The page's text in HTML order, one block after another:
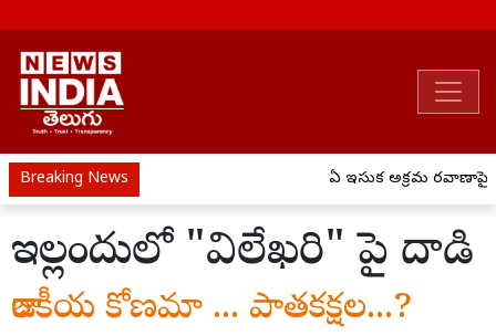
Breaking News ఏపీ ఇసుక అక్రమ రవాణాపై
ఇల్లందులో "విలేఖరి" పై దాడి
రాజకీయ కోణమా ... పాతకక్షల...?